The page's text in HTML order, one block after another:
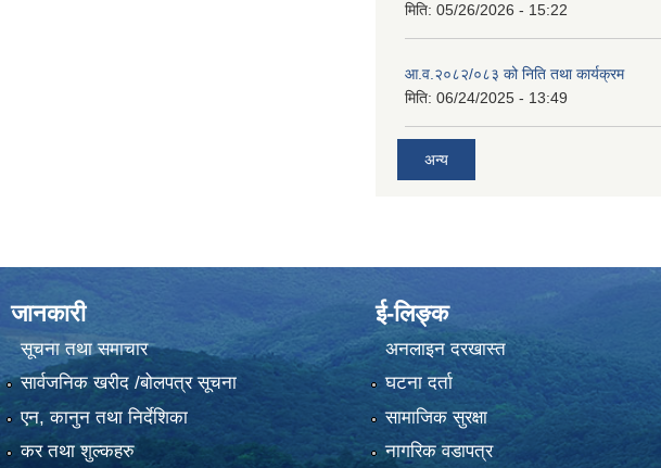
मिति: 05/26/2026 - 15:22
आ.व.२०८२/०८३ को निति तथा कार्यक्रम
मिति: 06/24/2025 - 13:49
अन्य
जानकारी
सूचना तथा समाचार
सार्वजनिक खरीद /बोलपत्र सूचना
एन, कानुन तथा निर्देशिका
कर तथा शुल्कहरु
ई-लिङ्क
अनलाइन दरखास्त
घटना दर्ता
सामाजिक सुरक्षा
नागरिक वडापत्र